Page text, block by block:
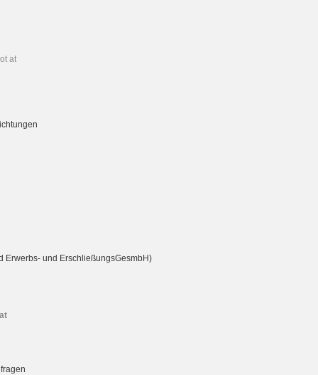
at
Erwerbs- und ErschließungsGesmbH)